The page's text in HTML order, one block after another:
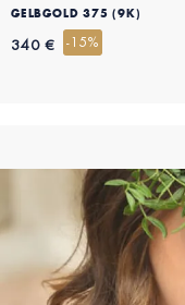
GELBGOLD 375 (9K)
340 € -15%